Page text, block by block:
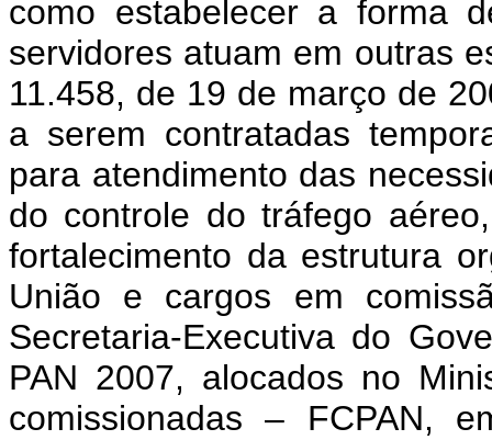
como estabelecer a forma
servidores atuam em outras
11.458, de 19 de março de
a serem contratadas
para atendimento das
do controle do tráfego
fortalecimento da estrutura
União e cargos em
Secretaria-Executiva do
PAN 2007, alocados no
comissionadas – FCPAN,